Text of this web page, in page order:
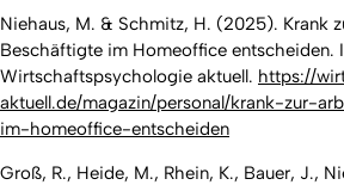
Niehaus, M. & Schmitz, H. (2025). Krank
Beschäftigte im Homeoffice entscheiden.
Wirtschaftspsychologie aktuell. https://
aktuell.de/magazin/personal/krank-zur-
im-homeoffice-entscheiden
Groß, R., Heide, M., Rhein, K., Bauer, J.,